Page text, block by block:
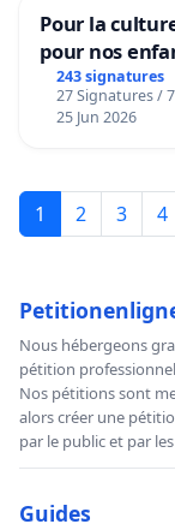
Pour la
pour nos
243 signatures
27 Signatures /
25 Jun 2026
1 2 3 4
Nous hébergeons
pétition
Nos pétitions sont
alors créer une
par le public et par
Guides